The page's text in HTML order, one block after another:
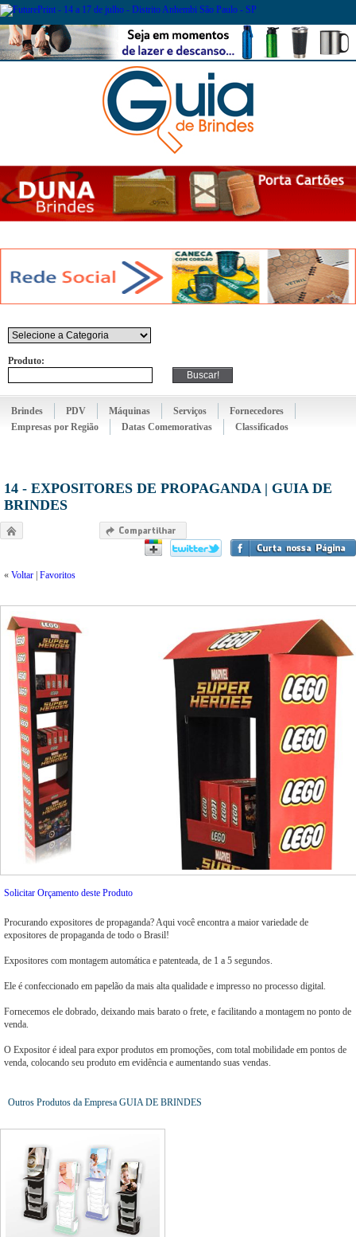
Produto:
Brindes PDV Máquinas Serviços
Fornecedores
Empresas por Região
Datas Comemorativas Classificados
14 - EXPOSITORES DE PROPAGANDA | GUIA DE
BRINDES
« Voltar Favoritos
Solicitar Orçamento deste Produto
Procurando expositores de propaganda? Aqui você encontra a maior variedade de
expositores de propaganda de todo o Brasil!
Expositores com montagem automática e patenteada, de 1 a 5 segundos.
Ele é confeccionado em papelão da mais alta qualidade e impresso no processo digital.
Fornecemos ele dobrado, deixando mais barato o frete, e facilitando a montagem no ponto de
venda.
O Expositor é ideal para expor produtos em promoções, com total mobilidade em pontos de
venda, colocando seu produto em evidência e aumentando suas vendas.
Outros Produtos da Empresa GUIA DE BRINDES